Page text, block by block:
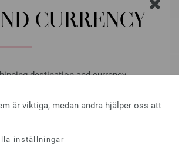
CURRENCY
destination and currency.
är viktiga, medan andra hjälper oss att
inställningar